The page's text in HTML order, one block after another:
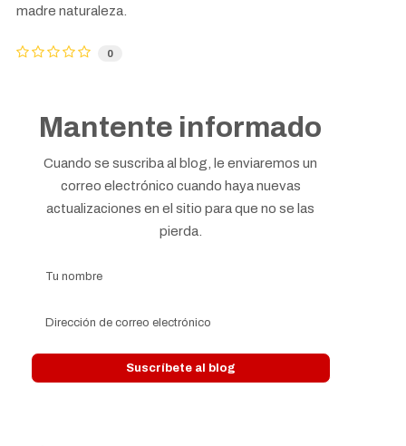
madre naturaleza.
0
Mantente informado
Cuando se suscriba al blog, le enviaremos un
correo electrónico cuando haya nuevas
actualizaciones en el sitio para que no se las
pierda.
Dirección de correo electrónico
Suscríbete al blog